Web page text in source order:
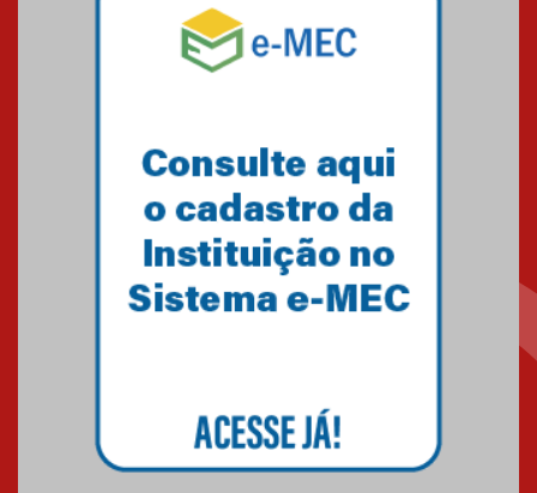
Mackenzie recepciona os
calouros do segundo semestre
Como o Colégio Mackenzie
Brasília prepara seus
estudantes para o PAS antes
mesmo do Ensino Médio
04.08.2026